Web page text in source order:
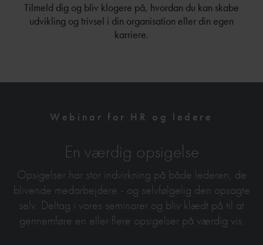
Tilmeld dig og bliv klogere på, hvordan du kan skabe
udvikling og trivsel i din organisation eller din egen
karriere.
Webinar for HR og ledere
En værdig opsigelse
Opsigelser har stor indvirkning på både lederen, de
blivende medarbejdere - og selvfølgelig den opsagte
selv. Deltag i vores seminarer og bliv klædt på til at
gennemføre en eller flere opsigelser på værdig vis.